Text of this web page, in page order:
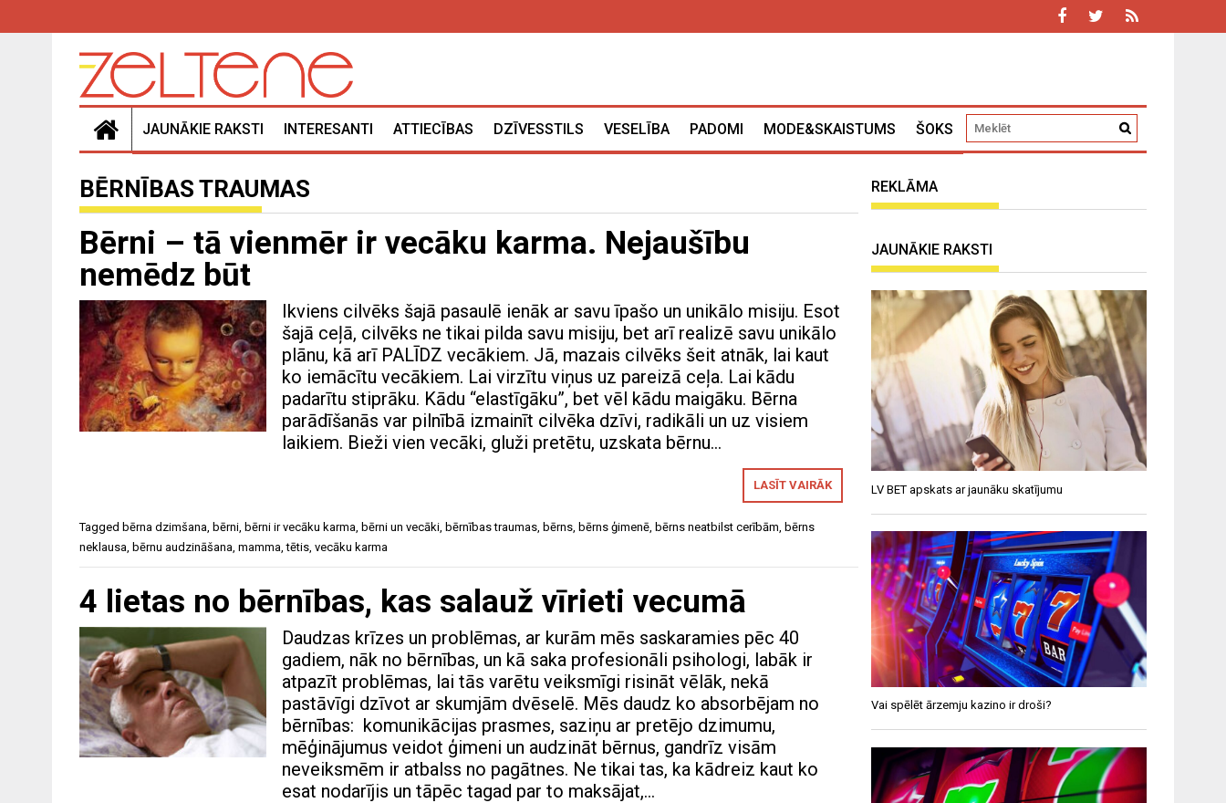
JAUNĀKIE RAKSTI INTERESANTI ATTIECĪBAS DZĪVESSTILS VESELĪBA PADOMI MODE&SKAISTUMS ŠOKS
BĒRNĪBAS TRAUMAS
Bērni – tā vienmēr ir vecāku karma. Nejaušību
nemēdz būt
Ikviens cilvēks šajā pasaulē ienāk ar savu īpašo un unikālo misiju. Esot
šajā ceļā, cilvēks ne tikai pilda savu misiju, bet arī realizē savu unikālo
plānu, kā arī PALĪDZ vecākiem. Jā, mazais cilvēks šeit atnāk, lai kaut
ko iemācītu vecākiem. Lai virzītu viņus uz pareizā ceļa. Lai kādu
padarītu stiprāku. Kādu “elastīgāku”, bet vēl kādu maigāku. Bērna
parādīšanās var pilnībā izmainīt cilvēka dzīvi, radikāli un uz visiem
laikiem. Bieži vien vecāki, gluži pretētu, uzskata bērnu…
LASĪT VAIRĀK
Tagged bērna dzimšana, bērni, bērni ir vecāku karma, bērni un vecāki, bērnības traumas, bērns, bērns ģimenē, bērns neatbilst cerībām, bērns
neklausa, bērnu audzināšana, mamma,tētis, vecāku karma
4 lietas no bērnības, kas salauž vīrieti vecumā
Daudzas krīzes un problēmas, ar kurām mēs saskaramies pēc 40
gadiem, nāk no bērnības, un kā saka profesionāli psihologi, labāk ir
atpazīt problēmas, lai tās varētu veiksmīgi risināt vēlāk, nekā
pastāvīgi dzīvot ar skumjām dvēselē. Mēs daudz ko absorbējam no
bērnības: komunikācijas prasmes, saziņu ar pretējo dzimumu,
mēģinājumus veidot ģimeni un audzināt bērnus, gandrīz visām
neveiksmēm ir atbalss no pagātnes. Ne tikai tas, ka kādreiz kaut ko
esat nodarījis un tāpēc tagad par to maksājat,…
REKLĀMA
JAUNĀKIE RAKSTI
LV BET apskats ar jaunāku skatījumu
Vai spēlēt ārzemju kazino ir droši?